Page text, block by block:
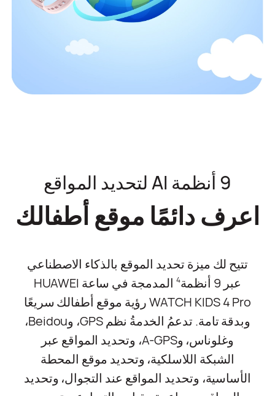
9 أنظمة AI لتحديد المواقع
اعرف دائمًا موقع أطفالك
تتيح لك ميزة تحديد الموقع بالذكاء الاصطناعي
عبر 9 أنظمة‏
4
المدمجة في ساعة HUAWEI
WATCH KIDS 4 Pro رؤية موقع أطفالك سريعًا
وبدقة تامة. تدعمُ الخدمةُ نظم GPS، وBeidou،
وغلوناس، وA-GPS، وتحديد المواقع عبر
الشبكة اللاسلكية، وتحديد موقع المحطة
الأساسية، وتحديد المواقع عند التجوال، وتحديد